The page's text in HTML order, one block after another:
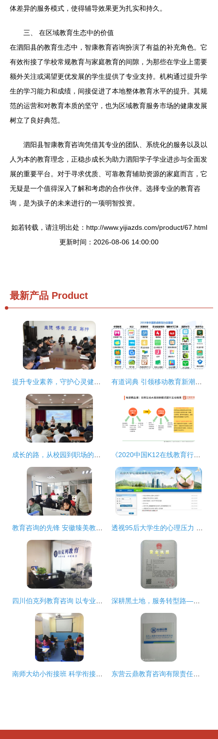
体差异的服务模式，使得辅导效果更为扎实和持久。
三、 在区域教育生态中的价值
在泗阳县的教育生态中，智康教育咨询扮演了有益的补充角色。它
有效衔接了学校常规教育与家庭教育的间隙，为那些在学业上需要
额外关注或渴望更优发展的学生提供了专业支持。机构通过提升学
生的学习能力和成绩，间接促进了本地整体教育水平的提升。其规
范的运营和对教育本质的坚守，也为区域教育服务市场的健康发展
树立了良好典范。
泗阳县智康教育咨询凭借其专业的团队、系统化的服务以及以
人为本的教育理念，正稳步成长为助力泗阳学子学业进步与全面发
展的重要平台。对于寻求优质、可靠教育辅助资源的家庭而言，它
无疑是一个值得深入了解和考虑的合作伙伴。选择专业的教育咨
询，是为孩子的未来进行的一项明智投资。
如若转载，请注明出处：http://www.yijiazds.com/product/67.html
更新时间：2026-08-06 14:00:00
最新产品 Product